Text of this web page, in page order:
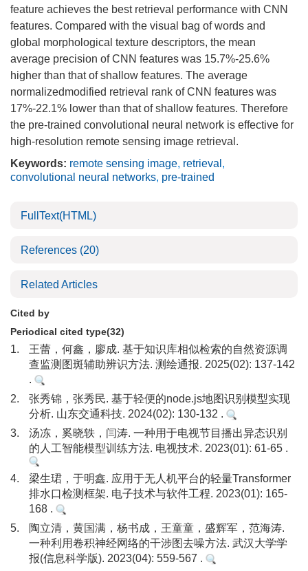
feature achieves the best retrieval performance with CNN
features. Compared with the visual bag of words and
global morphological texture descriptors, the mean
average precision of CNN features was 15.7%-25.6%
higher than that of shallow features. The average
normalizedmodified retrieval rank of CNN features was
17%-22.1% lower than that of shallow features. Therefore
the pre-trained convolutional neural network is effective for
high-resolution remote sensing image retrieval.
Keywords: remote sensing image, retrieval ,
convolutional neural networks, pre-trained
FullText(HTML)
References (20)
Related Articles
Cited by
Periodical cited type(32)
1.
王蕾，何鑫，廖成. 基于知识库相似检索的自然资源调
查监测图斑辅助辨识方法. 测绘通报. 2025(02): 137-142
.
2.
张秀锦，张秀民. 基于轻便的node.js地图识别模型实现
分析. 山东交通科技. 2024(02): 130-132 .
3.
汤冻，奚晓轶，闫涛. 一种用于电视节目播出异态识别
的人工智能模型训练方法. 电视技术. 2023(01): 61-65 .
4.
梁生珺，于明鑫. 应用于无人机平台的轻量Transformer
排水口检测框架. 电子技术与软件工程. 2023(01): 165-
168 .
5.
陶立清，黄国满，杨书成，王童童，盛辉军，范海涛.
一种利用卷积神经网络的干涉图去噪方法. 武汉大学学
报(信息科学版). 2023(04): 559-567 .